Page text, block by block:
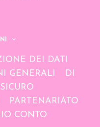
DEI DATI
GENERALI
DI
PARTENARIATO
CONTO